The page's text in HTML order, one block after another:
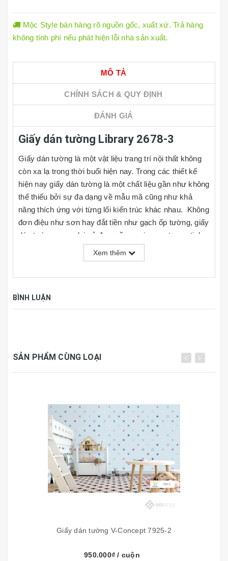
Mộc Style bán hàng rõ nguồn gốc, xuất xứ. Trả hàng
không tính phí nếu phát hiện lỗi nhà sản xuất.
MÔ TẢ
CHÍNH SÁCH & QUY ĐỊNH
ĐÁNH GIÁ
Giấy dán tường Library 2678-3
Giấy dán tường là một vật liệu trang trí nội thất không
còn xa lạ trong thời buổi hiện nay. Trong các thiết kế
hiện nay giấy dán tường là một chất liệu gần như không
thể thiếu bởi sự đa dạng về mẫu mã cũng như khả
năng thích ứng với từng lối kiến trúc khác nhau. Không
đơn điệu như sơn hay đắt tiền như gạch ốp tường, giấy
dán tường mang lại vẻ đẹp mềm mại, sang trọng, tinh
chọn, đồng thời giá cả cũng rất phải chăng. Cùng với
nhau trong căn phòng.
Xem thêm
BÌNH LUẬN
SẢN PHẨM CÙNG LOẠI
Giấy dán tường V-Concept 7925-2
950.000₫/ cuộn